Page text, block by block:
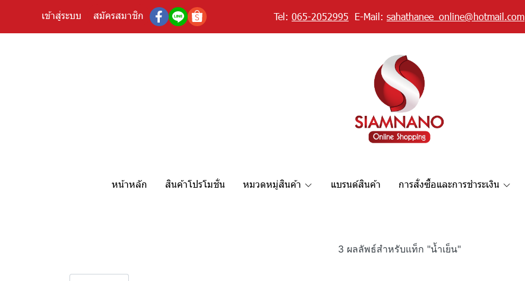
เข้าสู่ระบบ สมัครสมาชิก Tel: 065-2052995 E-Mail: sahathanee_online@hotmail.com
หน้าหลัก สินค้าโปรโมชั่น หมวดหมู่สินค้า แบรนด์สินค้า การสั่งซื้อและการชำระเงิน
3 ผลลัพธ์สำหรับแท็ก "น้ำเย็น"